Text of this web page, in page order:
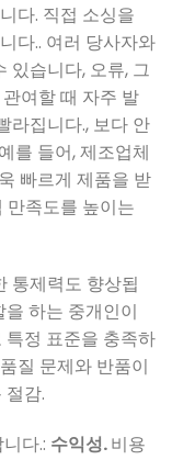
다. 직접 소싱을
다.. 여러 당사자와
있습니다, 오류, 그
여할 때 자주 발
라집니다., 보다 안
를 들어, 제조업체
빠르게 제품을 받
만족도를 높이는
통제력도 향상됩
하는 중개인이
특정 표준을 충족하
질 문제와 반품이
절감.
다.: 수익성.비용